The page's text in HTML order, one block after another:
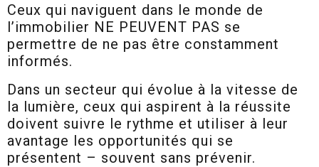
Ceux qui naviguent dans le monde de
l’immobilier NE PEUVENT PAS se
permettre de ne pas être constamment
informés.
Dans un secteur qui évolue à la vitesse de
la lumière, ceux qui aspirent à la réussite
doivent suivre le rythme et utiliser à leur
avantage les opportunités qui se
présentent – souvent sans prévenir.